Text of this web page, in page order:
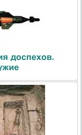
доспехов.